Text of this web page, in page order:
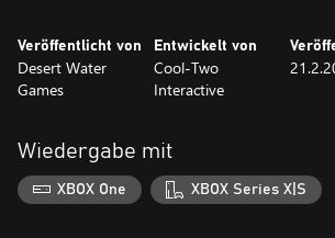
Veröffentlicht von
Desert Water
Games
Entwickelt von
Cool-Two
Interactive
Wiedergabe mit
XBOX One XBOX Series X|S